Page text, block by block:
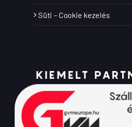
Süti – Cookie kezelés